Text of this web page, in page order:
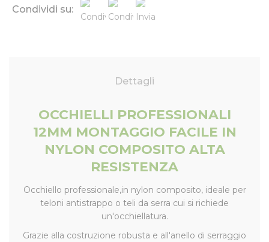
Condividi su:
Dettagli
OCCHIELLI PROFESSIONALI
12MM MONTAGGIO FACILE IN
NYLON COMPOSITO ALTA
RESISTENZA
Occhiello professionale,in nylon composito, ideale per
teloni antistrappo o teli da serra cui si richiede
un'occhiellatura.
Grazie alla costruzione robusta e all'anello di serraggio